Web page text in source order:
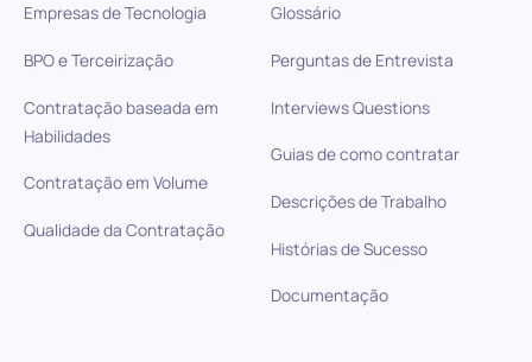
Empresas de Tecnologia
BPO e Terceirização
Contratação baseada em
Habilidades
Contratação em Volume
Qualidade da Contratação
Glossário
Perguntas de Entrevista
Interviews Questions
Guias de como contratar
Descrições de Trabalho
Histórias de Sucesso
Documentação